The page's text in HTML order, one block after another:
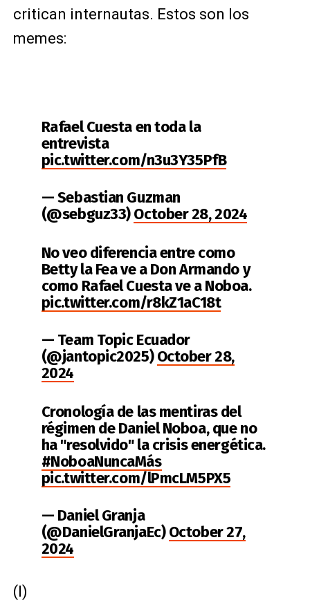
critican internautas. Estos son los
memes:
Rafael Cuesta en toda la
entrevista
pic.twitter.com/n3u3Y35PfB
— Sebastian Guzman
(@sebguz33)October 28, 2024
No veo diferencia entre como
Betty la Fea ve a Don Armando y
como Rafael Cuesta ve a Noboa.
pic.twitter.com/r8kZ1aC18t
— Team Topic Ecuador
(@jantopic2025)October 28,
2024
Cronología de las mentiras del
régimen de Daniel Noboa, que no
ha "resolvido" la crisis energética.
#NoboaNuncaMás
pic.twitter.com/lPmcLM5PX5
— Daniel Granja
(@DanielGranjaEc)October 27,
2024
(I)